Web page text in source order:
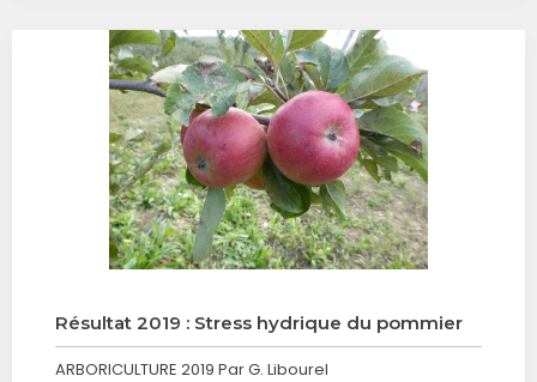
Résultat 2019 : Stress hydrique du pommier
ARBORICULTURE 2019 Par G. Libourel